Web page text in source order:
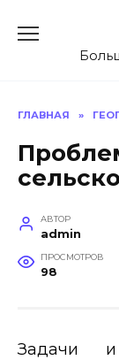
содержанию
ГЛАВНАЯ »
АВТОР
admin
ПРОСМОТРОВ
98
Задачи